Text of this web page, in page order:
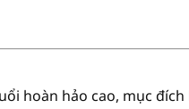
hoàn hảo cao, mục